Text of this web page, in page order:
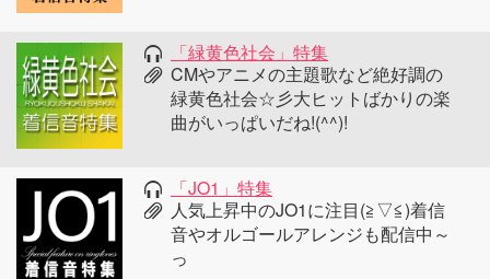
「緑黄色社会」特集
CMやアニメの主題歌など絶好調の
緑黄色社会☆彡大ヒットばかりの楽
曲がいっぱいだね!(^^)!
「JO1」特集
人気上昇中のJO1に注目(≧▽≦)着信
音やオルゴールアレンジも配信中～
っ